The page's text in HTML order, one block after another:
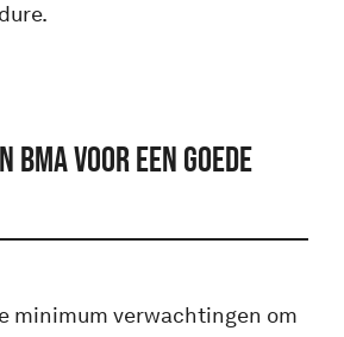
BMA voor een goede
minimum verwachtingen om